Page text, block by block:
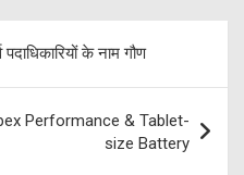
पदाधिकारियों के नाम गौण
Performance & Tablet-
size Battery